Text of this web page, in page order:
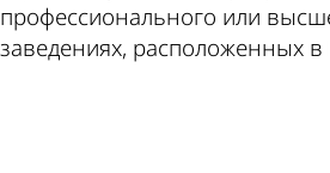
профессионального или
заведениях, расположенных в